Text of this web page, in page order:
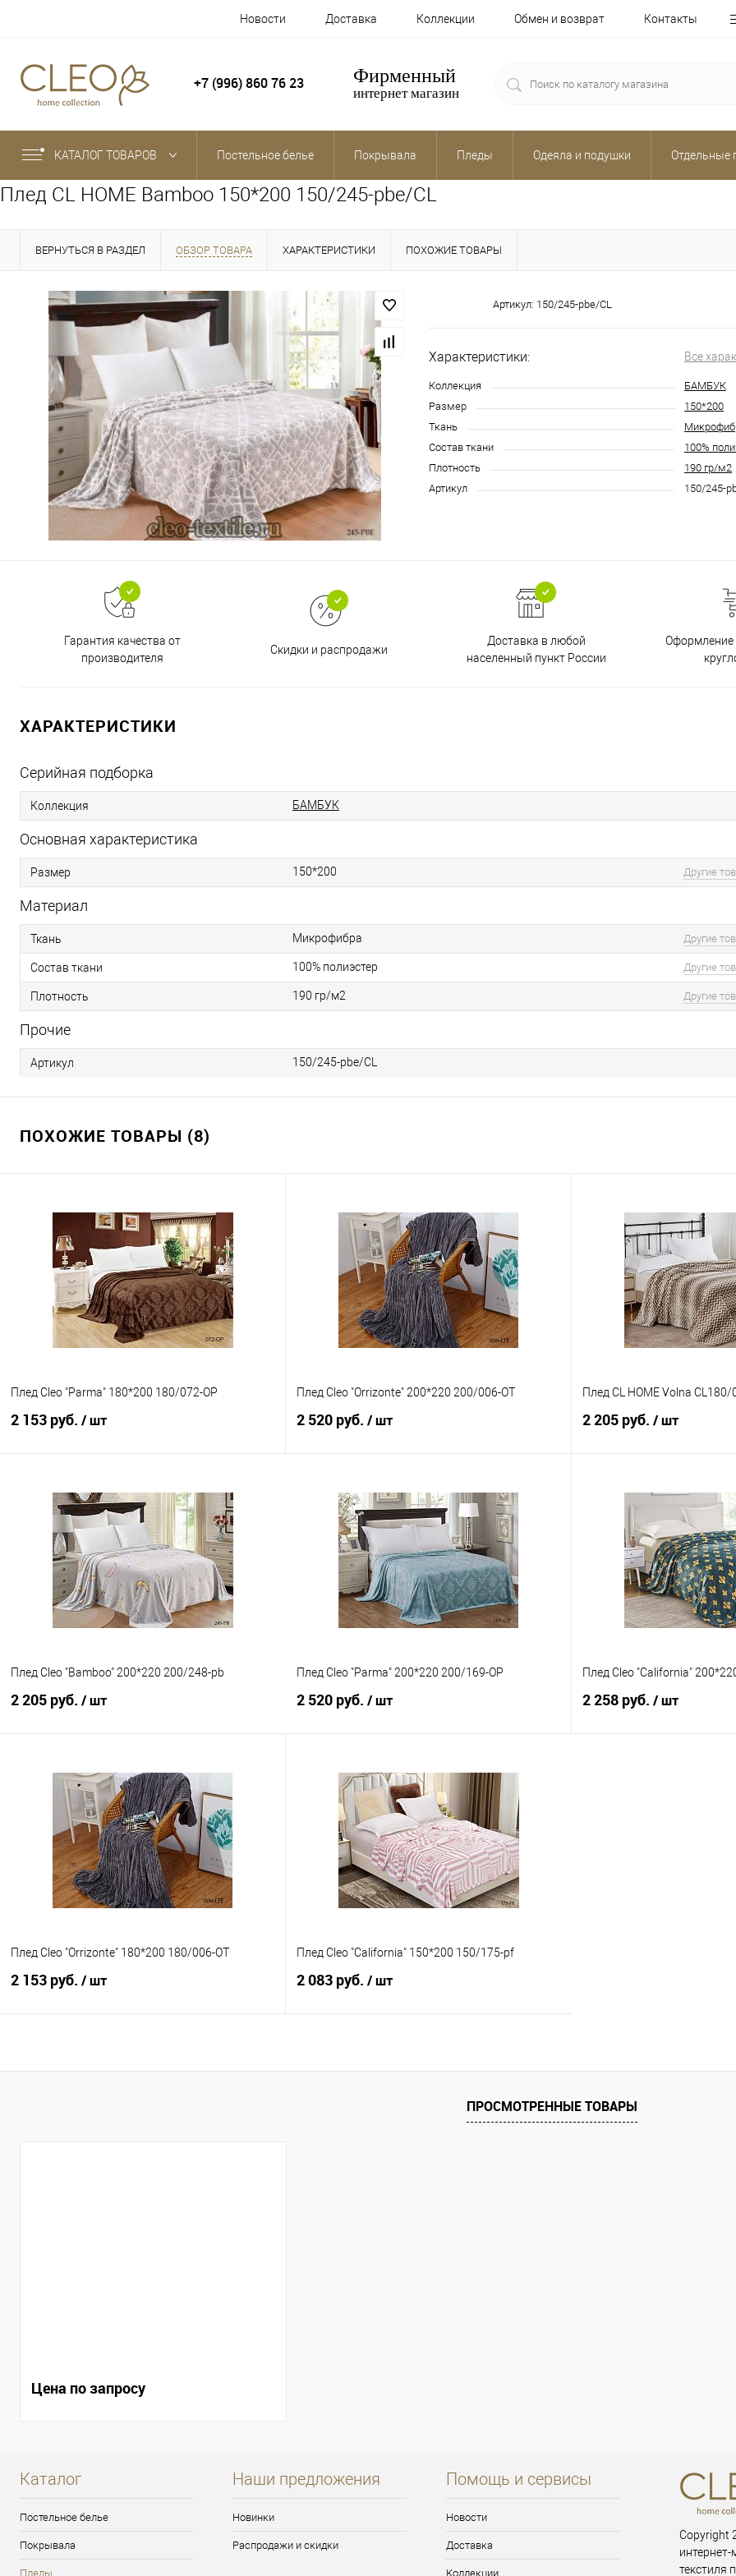
Новости Доставка Коллекции Обмен и возврат Контакты
+7 (996) 860 76 23 Фирменный
интернет магазин
КАТАЛОГ ТОВАРОВ Постельное белье Покрывала Пледы Одеяла и подушки Отдельные
Плед CL HOME Bamboo 150*200 150/245-pbe/CL
ВЕРНУТЬСЯ В РАЗДЕЛ ОБЗОР ТОВАРА ХАРАКТЕРИСТИКИ ПОХОЖИЕ ТОВАРЫ
Артикул: 150/245-pbe/CL
Характеристики: Все
Коллекция
БАМБУК
Размер
150*200
Ткань
Состав ткани
100%
Плотность
190 гр/м2
Артикул
150/245-
Гарантия качества от
производителя
Скидки и распродажи
Доставка в любой
населенный пункт России
Оформление
ХАРАКТЕРИСТИКИ
Серийная подборка
Коллекция БАМБУК
Основная характеристика
Размер 150*200 Другие
Материал
Ткань Микрофибра Другие
Состав ткани 100% полиэстер Другие
Плотность 190 гр/м2 Другие
Прочие
Артикул 150/245-pbe/CL
ПОХОЖИЕ ТОВАРЫ (8)
Плед Cleo "Parma" 180*200 180/072-OP
2 153 руб. / шт
Купить в 1 клик
Сравнение
В избранное
В наличии
Плед Cleo "Orrizonte" 200*220 200/006-OT
2 520 руб. / шт
Купить в 1 клик
Сравнение
В избранное
В наличии
Плед CL HOME Volna
2 205 руб. / шт
Купить в 1 клик
В избранное
Плед Cleo "Bamboo" 200*220 200/248-pb
2 205 руб. / шт
Купить в 1 клик
Сравнение
В избранное
В наличии
Плед Cleo "Parma" 200*220 200/169-OP
2 520 руб. / шт
Купить в 1 клик
Сравнение
В избранное
В наличии
Плед Cleo "California"
2 258 руб. / шт
Плед Cleo "Orrizonte" 180*200 180/006-OT
2 153 руб. / шт
Плед Cleo "California" 150*200 150/175-pf
2 083 руб. / шт
ПРОСМОТРЕННЫЕ ТОВАРЫ
Цена по запросу
Каталог
Постельное белье
Покрывала
Пледы
Наши предложения
Новинки
Распродажи и скидки
Помощь и сервисы
Новости
Доставка
Коллекции
Copyright
текстиля